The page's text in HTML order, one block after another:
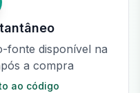
fonte disponível na
a compra
ao código